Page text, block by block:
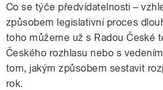
Co se týče předvídatelnosti –
způsobem legislativní proces
toho můžeme už s Radou České
Českého rozhlasu nebo s
tom, jakým způsobem sestavit
rok.